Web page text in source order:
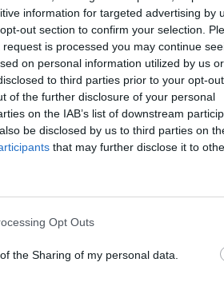
information for targeted advertising by
out section to confirm your selection.
is processed you may continue
on personal information utilized by us or
to third parties prior to your opt-
of the further disclosure of your personal
on the IAB’s list of downstream
be disclosed by us to third parties on
that may further disclose it to
Opt Outs
the Sharing of my personal data.